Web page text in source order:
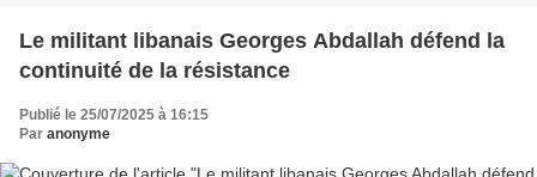
Le militant libanais Georges Abdallah défend la
continuité de la résistance
Publié le 25/07/2025 à 16:15
Par anonyme